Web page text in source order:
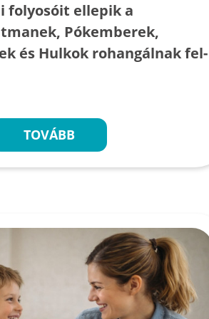
folyosóit ellepik a
Pókemberek,
és Hulkok rohangálnak fel-
TOVÁBB